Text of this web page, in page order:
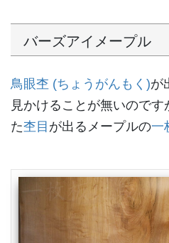
バーズアイメープル
鳥眼杢 (ちょうがんもく)が
見かけることが無いので
た杢目 が出るメープルの一